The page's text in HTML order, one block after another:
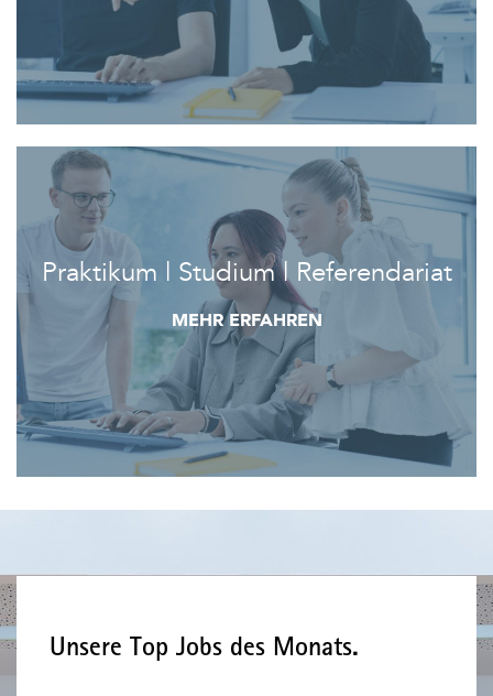
Praktikum | Studium | Referendariat
MEHR ERFAHREN
Unsere Top Jobs des Monats.